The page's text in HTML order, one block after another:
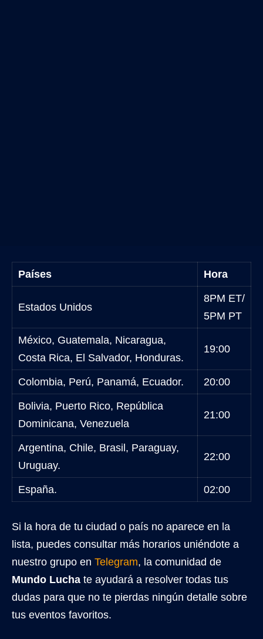
Países Hora
Estados Unidos
8PM ET/
5PM PT
México, Guatemala, Nicaragua,
Costa Rica, El Salvador, Honduras.
19:00
Colombia, Perú, Panamá, Ecuador. 20:00
Bolivia, Puerto Rico, República
Dominicana, Venezuela
21:00
Argentina, Chile, Brasil, Paraguay,
Uruguay.
22:00
España. 02:00
Si la hora de tu ciudad o país no aparece en la
lista, puedes consultar más horarios uniéndote a
nuestro grupo en Telegram, la comunidad de
Mundo Lucha te ayudará a resolver todas tus
dudas para que no te pierdas ningún detalle sobre
tus eventos favoritos.